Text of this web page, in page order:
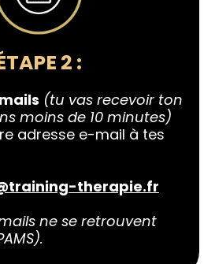
2 :
(tu vas recevoir ton
moins de 10 minutes)
adresse e-mail à tes
therapie.fr
ne se retrouvent